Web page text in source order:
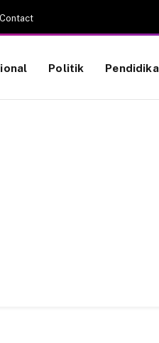
Contact
Politik